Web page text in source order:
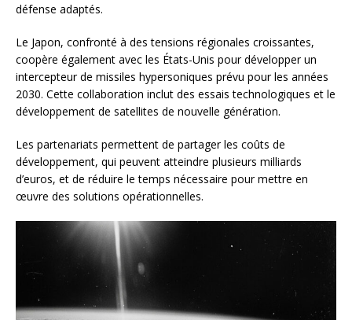
défense adaptés.
Le Japon, confronté à des tensions régionales croissantes,
coopère également avec les États-Unis pour développer un
intercepteur de missiles hypersoniques prévu pour les années
2030. Cette collaboration inclut des essais technologiques et le
développement de satellites de nouvelle génération.
Les partenariats permettent de partager les coûts de
développement, qui peuvent atteindre plusieurs milliards
d’euros, et de réduire le temps nécessaire pour mettre en
œuvre des solutions opérationnelles.